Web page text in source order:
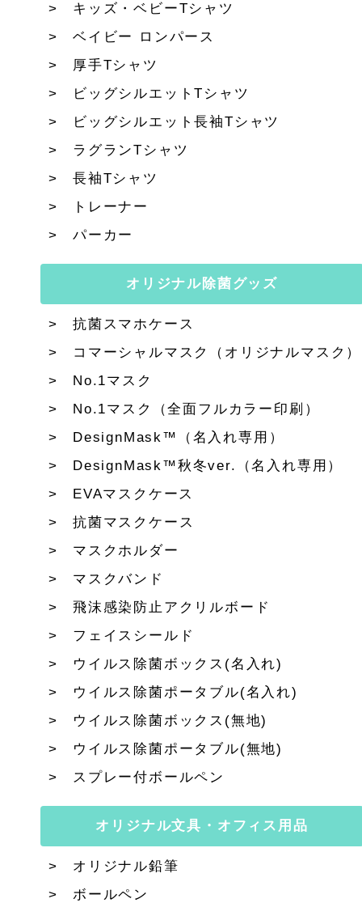
キッズ・ベビーTシャツ
ベイビー ロンパース
厚手Tシャツ
ビッグシルエットTシャツ
ビッグシルエット長袖Tシャツ
ラグランTシャツ
長袖Tシャツ
トレーナー
パーカー
オリジナル除菌グッズ
抗菌スマホケース
コマーシャルマスク（オリジナルマスク）
No.1マスク
No.1マスク（全面フルカラー印刷）
DesignMask™（名入れ専用）
DesignMask™秋冬ver.（名入れ専用）
EVAマスクケース
抗菌マスクケース
マスクホルダー
マスクバンド
飛沫感染防止アクリルボード
フェイスシールド
ウイルス除菌ボックス(名入れ)
ウイルス除菌ポータブル(名入れ)
ウイルス除菌ボックス(無地)
ウイルス除菌ポータブル(無地)
スプレー付ボールペン
オリジナル文具・オフィス用品
オリジナル鉛筆
ボールペン